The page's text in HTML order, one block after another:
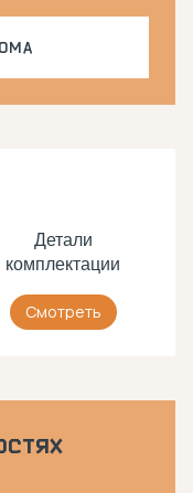
Детали
комплектации
Смотреть